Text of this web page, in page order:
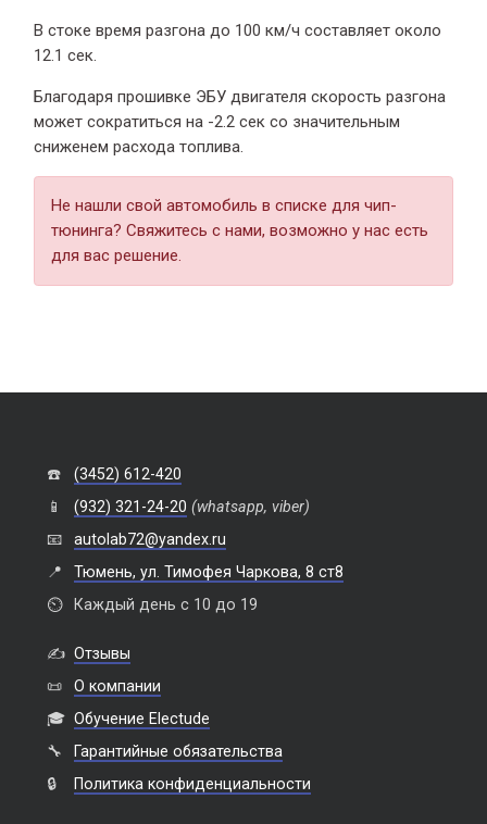
В стоке время разгонадо 100 км/ч составляет около
12.1 сек.
Благодаря прошивке ЭБУ двигателя скорость разгона
может сократиться на -2.2 сек со значительным
сниженем расхода топлива.
Не нашли свой автомобиль в списке для чип-
тюнинга? Свяжитесь с нами, возможно у нас есть
для вас решение.
☎️
(3452) 612-420
📱
(932) 321-24-20 (whatsapp, viber)
📧
autolab72@yandex.ru
📍
Тюмень, ул. Тимофея Чаркова, 8 ст8
⏲️
Каждый день с 10 до 19
✍️ Отзывы
📜
О компании
🎓 Обучение Electude
🔧
Гарантийные обязательства
🔒
Политика конфиденциальности